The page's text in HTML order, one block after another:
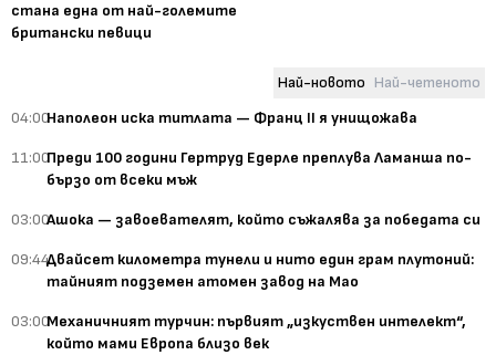
стана една от най-големите
британски певици
Най-новото Най-четеното
04:00Наполеон иска титлата — Франц II я унищожава
11:00Преди 100 години Гертруд Едерле преплува Ламанша по-
бързо от всеки мъж
03:00Ашока — завоевателят, който съжалява за победата си
09:44Двайсет километра тунели и нито един грам плутоний:
тайният подземен атомен завод на Мао
03:00Механичният турчин: първият „изкуствен интелект“,
който мами Европа близо век